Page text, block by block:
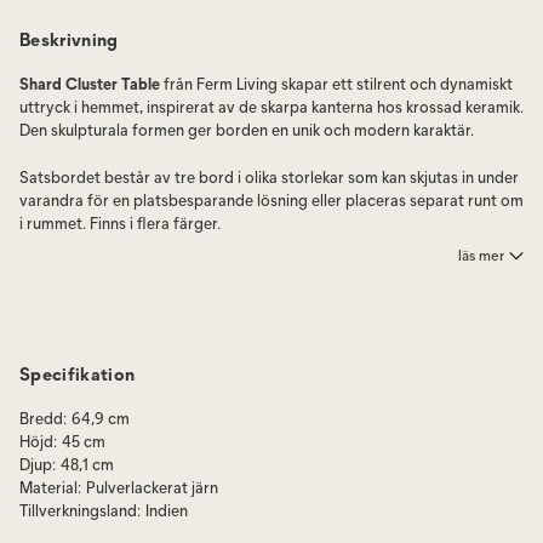
Beskrivning
Shard Cluster Tablefrån Ferm Living skapar ett stilrent och dynamiskt
uttryck i hemmet, inspirerat av de skarpa kanterna hos krossad keramik.
Den skulpturala formen ger borden en unik och modern karaktär.
Satsbordet består av tre bord i olika storlekar som kan skjutas in under
varandra för en platsbesparande lösning eller placeras separat runt om
i rummet. Finns i flera färger.
Skötselråd:
Mått:
Litet: H 35 × B 46 × D 32 cm
Mellan: H 40 × B 58,8 × D 41,5 cm
läs mer
Specifikation
Bredd: 64,9 cm
Höjd: 45 cm
Djup: 48,1 cm
Material: Pulverlackerat järn
Tillverkningsland: Indien